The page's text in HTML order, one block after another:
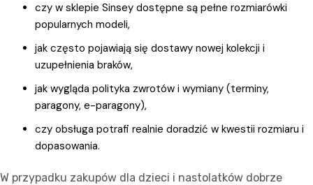
czy w sklepie Sinsey dostępne są pełne rozmiarówki
popularnych modeli,
jak często pojawiają się dostawy nowej kolekcji i
uzupełnienia braków,
jak wygląda polityka zwrotów i wymiany (terminy,
paragony, e-paragony),
czy obsługa potrafi realnie doradzić w kwestii rozmiaru i
dopasowania.
W przypadku zakupów dla dzieci i nastolatków dobrze